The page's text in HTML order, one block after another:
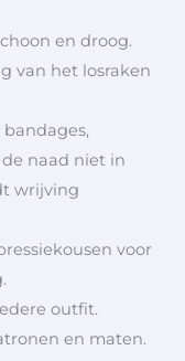
en droog.
van het losraken
naad niet in
wrijving
voor
outfit.
en maten.